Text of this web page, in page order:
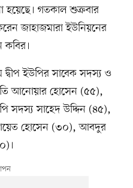
হয়েছে। গতকাল শুক্রবার
জাহাজমারা ইউনিয়নের
কবির।
ইউপির সাবেক সদস্য ও
আনোয়ার হোসেন (৫৫),
সদস্য সাহেদ উদ্দিন (৪৫),
হোসেন (৩০), আবদুর